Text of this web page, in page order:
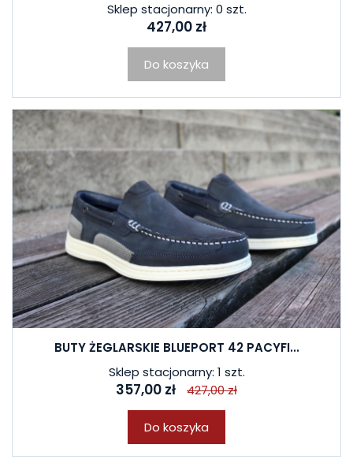
Sklep stacjonarny: 0 szt.
427,00 zł
Do koszyka
BUTY ŻEGLARSKIE BLUEPORT 42 PACYFI...
Sklep stacjonarny: 1 szt.
357,00 zł 427,00 zł
Do koszyka